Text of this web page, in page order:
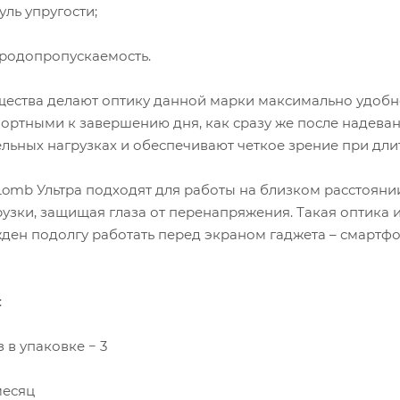
упругости;
делают оптику данной марки максимально
к завершению дня, как сразу же после
нагрузках и обеспечивают четкое зрение при
Ультра подходят для работы на близком
защищая глаза от перенапряжения. Такая оптика
подолгу работать перед экраном гаджета –
в упаковке − 3